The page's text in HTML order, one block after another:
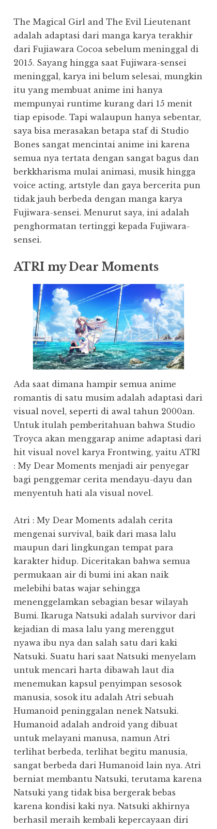
The Magical Girl and The Evil Lieutenant
adalah adaptasi dari manga karya terakhir
dari Fujiawara Cocoa sebelum meninggal di
2015. Sayang hingga saat Fujiwara-sensei
meninggal, karya ini belum selesai, mungkin
itu yang membuat anime ini hanya
mempunyai runtime kurang dari 15 menit
tiap episode. Tapi walaupun hanya sebentar,
saya bisa merasakan betapa staf di Studio
Bones sangat mencintai anime ini karena
semua nya tertata dengan sangat bagus dan
berkkharisma mulai animasi, musik hingga
voice acting, artstyle dan gaya bercerita pun
tidak jauh berbeda dengan manga karya
Fujiwara-sensei. Menurut saya, ini adalah
penghormatan tertinggi kepada Fujiwara-
sensei.
ATRI my Dear Moments
Ada saat dimana hampir semua anime
romantis di satu musim adalah adaptasi dari
visual novel, seperti di awal tahun 2000an.
Untuk itulah pemberitahuan bahwa Studio
Troyca akan menggarap anime adaptasi dari
hit visual novel karya Frontwing, yaitu ATRI
: My Dear Moments menjadi air penyegar
bagi penggemar cerita mendayu-dayu dan
menyentuh hati ala visual novel.
Atri : My Dear Moments adalah cerita
mengenai survival, baik dari masa lalu
maupun dari lingkungan tempat para
karakter hidup. Diceritakan bahwa semua
permukaan air di bumi ini akan naik
melebihi batas wajar sehingga
menenggelamkan sebagian besar wilayah
Bumi. Ikaruga Natsuki adalah survivor dari
kejadian di masa lalu yang merenggut
nyawa ibu nya dan salah satu dari kaki
Natsuki. Suatu hari saat Natsuki menyelam
untuk mencari harta dibawah laut dia
menemukan kapsul penyimpan sesosok
manusia, sosok itu adalah Atri sebuah
Humanoid peninggalan nenek Natsuki.
Humanoid adalah android yang dibuat
untuk melayani manusa, namun Atri
terlihat berbeda, terlihat begitu manusia,
sangat berbeda dari Humanoid lain nya. Atri
berniat membantu Natsuki, terutama karena
Natsuki yang tidak bisa bergerak bebas
karena kondisi kaki nya. Natsuki akhirnya
berhasil meraih kembali kepercayaan diri